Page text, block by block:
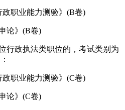
政职业能力测验》(B卷)
论》(B卷)
行政执法类职位的，考试类别为
政职业能力测验》(C卷)
论》(C卷)